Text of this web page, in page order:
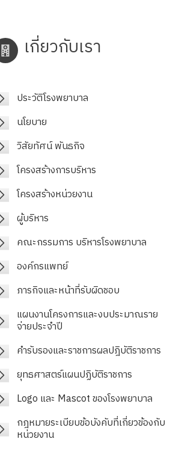
เกี่ยวกับเรา
ประวัติโรงพยาบาล
นโยบาย
วิสัยทัศน์ พันธกิจ
โครงสร้างการบริหาร
โครงสร้างหน่วยงาน
ผู้บริหาร
คณะกรรมการ บริหารโรงพยาบาล
องค์กรแพทย์
ภารกิจและหน้าที่รับผิดชอบ
แผนงานโครงการและงบประมาณราย
จ่ายประจำปี
คำรับรองและราชการผลปฎิบัติราชการ
ยุทธศาสตร์แผนปฏิบัติราชการ
Logo และ Mascot ของโรงพยาบาล
กฎหมายระเบียบข้อบังคับที่เกี่ยวข้องกับ
หน่วยงาน